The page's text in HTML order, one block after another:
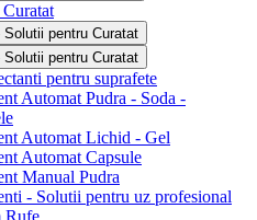
Solutii pentru Curatat
Solutii pentru Curatat
pentru suprafete
Automat Pudra - Soda -
Automat Lichid - Gel
Automat Capsule
Manual Pudra
- Solutii pentru uz profesional